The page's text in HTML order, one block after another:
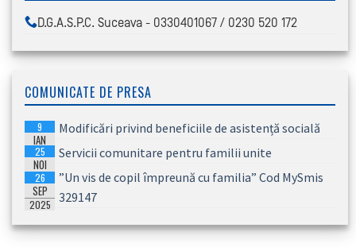
D.G.A.S.P.C. Suceava - 0330401067 / 0230 520 172
COMUNICATE DE PRESA
9
IAN
2026
Modificări privind beneficiile de asistență socială
25
NOI
2025
Servicii comunitare pentru familii unite
26
SEP
2025
”Un vis de copil împreună cu familia” Cod MySmis
329147